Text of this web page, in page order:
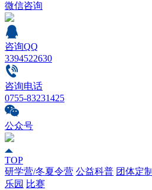
微信咨询
咨询QQ
3394522630
咨询电话
0755-83231425
公众号
TOP
研学营/冬夏令营 公益科普 团体定制
乐园 比赛